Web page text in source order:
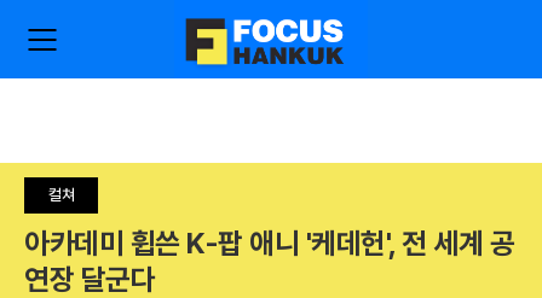
색
주
요
메
뉴
펼
치
기
컬쳐
아카데미 휩쓴 K-팝 애니 '케데헌', 전 세계 공
연장 달군다